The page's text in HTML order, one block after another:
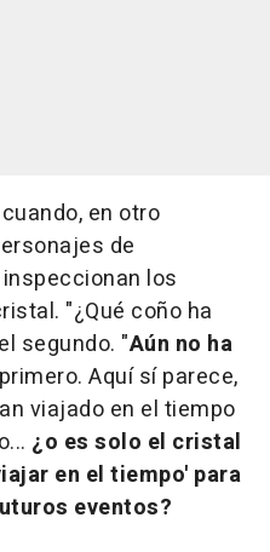
en otro
de
inspeccionan los
"¿Qué coño ha
segundo. "Aún no ha
Aquí sí parece,
viajado en el tiempo
¿o es solo el cristal
en el tiempo' para
eventos?